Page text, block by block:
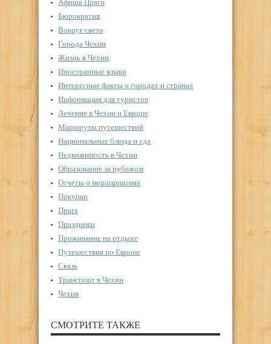
Афиша Праги
Бюрократия
Вокруг света
Города Чехии
Жизнь в Чехии
Иностранные языки
Интересные факты о городах и странах
Информация для туристов
Лечение в Чехии и Европе
Маршруты путешествий
Национальные блюда и еда
Недвижимость в Чехии
Образование за рубежом
Отчеты о мероприятиях
Покупки
Прага
Праздники
Проживание на отдыхе
Путешествия по Европе
Связь
Транспорт в Чехии
Чехия
СМОТРИТЕ ТАКЖЕ